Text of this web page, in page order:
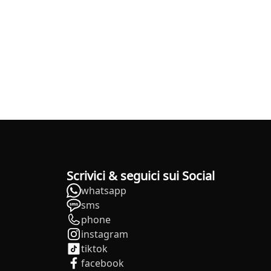
Scrivici & seguici sui Social
whatsapp
sms
phone
instagram
tiktok
facebook